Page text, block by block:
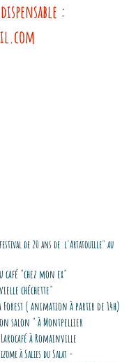
:
festival de 20 ans de l'Artatouille" au
café "chez mon ex"
chéchette"
Forest ( animation à partir de 14h)
salon " à Montpellier
à Romainville
à Salies du Salat -